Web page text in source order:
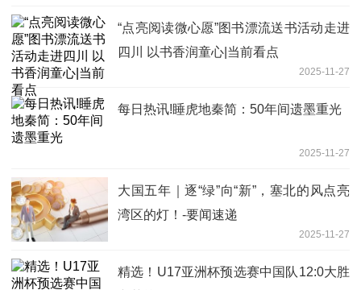
“点亮阅读微心愿”图书漂流送书活动走进
四川 以书香润童心|当前看点
2025-11-27
每日热讯!睡虎地秦简：50年间遗墨重光
2025-11-27
大国五年｜逐“绿”向“新”，塞北的风点亮
湾区的灯！-要闻速递
2025-11-27
精选！U17亚洲杯预选赛中国队12:0大胜